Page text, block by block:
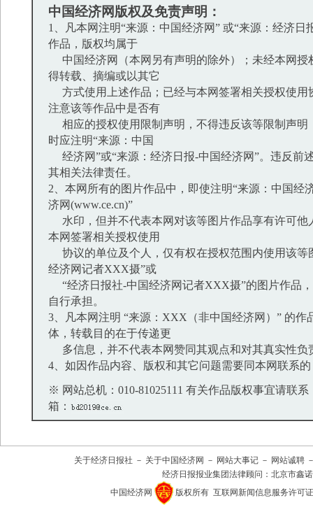
中国经济网版权及免责声明：
1、凡本网注明“来源：中国经济网” 或“来源：经济日
作品，版权均属于
中国经济网（本网另有声明的除外）；未经本网授
得转载、摘编或以其它
方式使用上述作品；已经与本网签署相关授权使用
注意该等作品中是否有
相应的授权使用限制声明，不得违反该等限制声明
时应注明“来源：中国
经济网”或“来源：经济日报-中国经济网”。违反前
其相关法律责任。
2、本网所有的图片作品中，即使注明“来源：中国经
济网(www.ce.cn)”
水印，但并不代表本网对该等图片作品享有许可他
本网签署相关授权使用
协议的单位及个人，仅有权在授权范围内使用该等
经济网记者XXX摄”或
“经济日报社-中国经济网记者XXX摄”的图片作品
自行承担。
3、凡本网注明 “来源：XXX（非中国经济网）” 的作
体，转载目的在于传递更
多信息，并不代表本网赞同其观点和对其真实性负
4、如因作品内容、版权和其它问题需要同本网联系
※ 网站总机：010-81025111 有关作品版权事宜请联系
箱：
关于经济日报社 － 关于中国经济网 － 网站大事记 － 网站诚聘
经济日报报业集团法律顾问： 北京市鑫
中国经济网
版权所有 互联网新闻信息服务许可证